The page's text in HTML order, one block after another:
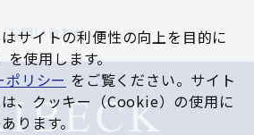
お問い合わせ
サイトの利便性の向上を⽬的に
使⽤します。
ポリシー をご覧ください。サイト
、クッキー（Cookie）の使⽤に
ります。